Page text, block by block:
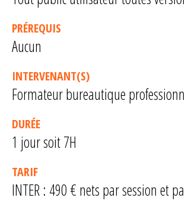
PRÉREQUIS
Aucun
INTERVENANT(S)
Formateur bureautique
DURÉE
1 jour soit 7H
TARIF
INTER : 490 € nets par session et